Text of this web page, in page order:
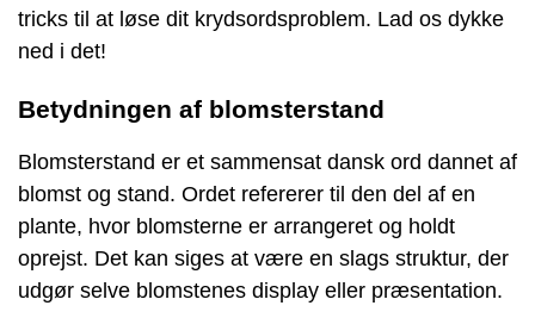
tricks til at løse dit krydsordsproblem. Lad os dykke
ned i det!
Betydningen af ​​blomsterstand
Blomsterstand er et sammensat dansk ord dannet af
blomst og stand. Ordet refererer til den del af en
plante, hvor blomsterne er arrangeret og holdt
oprejst. Det kan siges at være en slags struktur, der
udgør selve blomstenes display eller præsentation.